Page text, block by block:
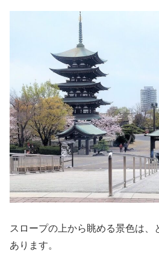
スロープの上から眺める景色は
あります。